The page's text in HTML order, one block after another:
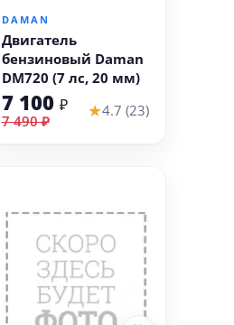
DAMAN
Двигатель
бензиновый Daman
DM720 (7 лс, 20 мм)
7 100 ₽
7 490 ₽ ★4.7 (23)